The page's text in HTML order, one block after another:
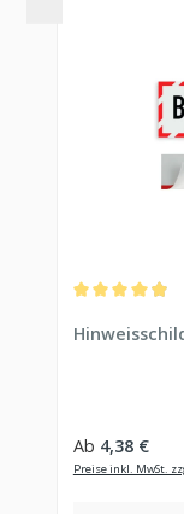
Regulärer Preis:
Ab 4,38 €
Preise inkl. MwSt.